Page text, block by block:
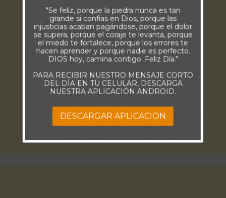
"Se feliz, porque la piedra nunca es tan
grande si confías en Dios, porque las
injusticias acaban pagándose, porque el dolor
se supera, porque el coraje te levanta, porque
el miedo te fortalece, porque los errores te
hacen aprender y porque nadie es perfecto.
DIOS hoy, camina contigo. Feliz Día."
PARA RECIBIR NUESTRO MENSAJE CORTO
DEL DÍA EN TU CELULAR, DESCARGA
NUESTRA APLICACIÓN ANDROID.
DESCARGAR APLICACION